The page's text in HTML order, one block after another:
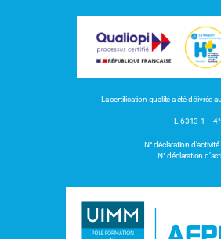
La certification qualité a été délivrée
L.6313-1 –
N° déclaration
N° déclaration